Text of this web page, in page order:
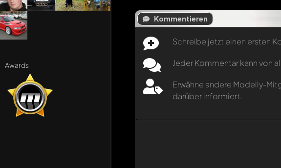
Awards
Kommentieren
Schreibe jetzt einen ersten
Jeder Kommentar kann von
Erwähne andere Modelly-
darüber informiert.